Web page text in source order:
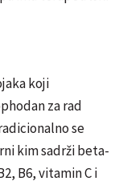
koji
za rad
se
kim sadrži beta-
B6, vitamin C i